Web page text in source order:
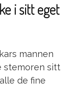
i sitt eget
mannen
stemoren sitt
de fine